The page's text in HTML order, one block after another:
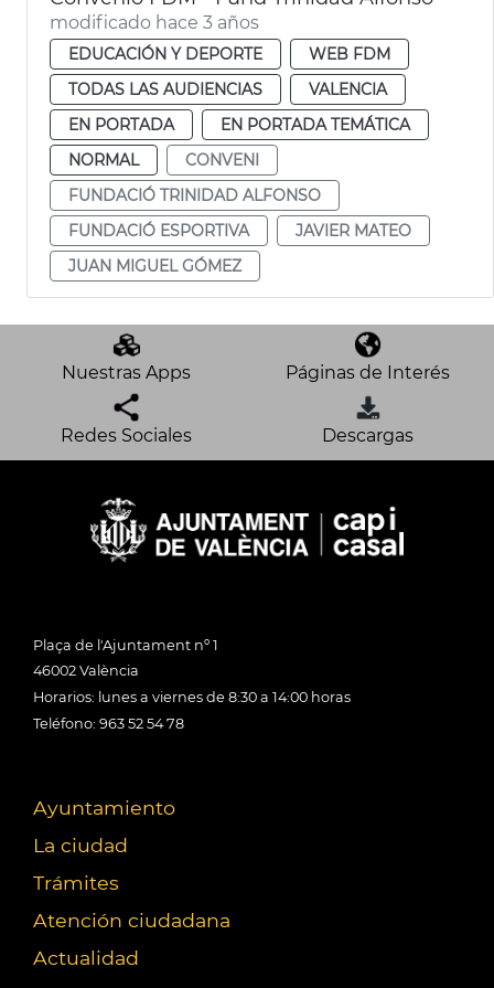
modificado hace 3 años
EDUCACIÓN Y DEPORTE
WEB FDM
TODAS LAS AUDIENCIAS
VALENCIA
EN PORTADA
EN PORTADA TEMÁTICA
NORMAL
CONVENI
FUNDACIÓ TRINIDAD ALFONSO
FUNDACIÓ ESPORTIVA
JAVIER MATEO
JUAN MIGUEL GÓMEZ
Nuestras Apps Páginas de Interés
Redes Sociales Descargas
Plaça de l'Ajuntament nº 1
46002 València
Horarios: lunes a viernes de 8:30 a 14:00 horas
Teléfono: 963 52 54 78
Ayuntamiento
La ciudad
Trámites
Atención ciudadana
Actualidad